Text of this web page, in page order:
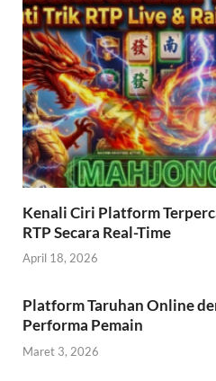
Kenali Ciri Platform
RTP Secara Real-Time
April 18, 2026
Platform Taruhan Online
Performa Pemain
Maret 3, 2026